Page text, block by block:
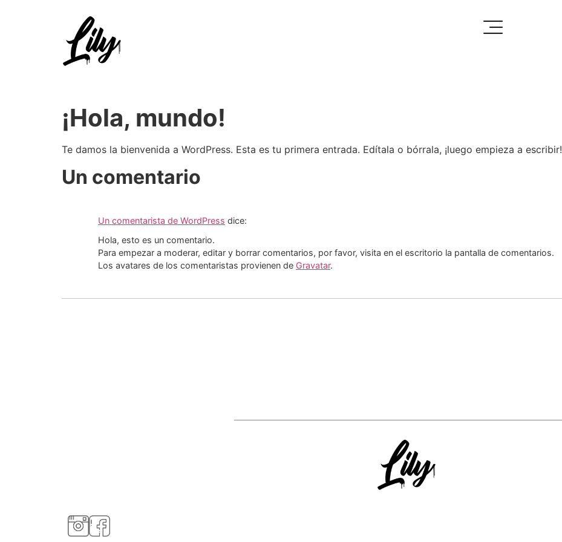
¡Hola, mundo!
Te damos la bienvenida a WordPress. Esta es tu primera entrada. Edítala o bórrala, ¡luego empieza a escribir!
Un comentario
Un comentarista de WordPress dice:
Hola, esto es un comentario.
Para empezar a moderar, editar y borrar comentarios, por favor, visita en el escritorio la pantalla de comentarios.
Los avatares de los comentaristas provienen de Gravatar.